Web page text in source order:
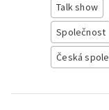
Talk show
Společnost
Česká